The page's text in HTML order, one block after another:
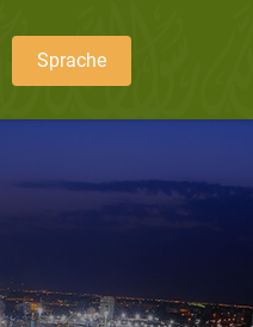
Sprache